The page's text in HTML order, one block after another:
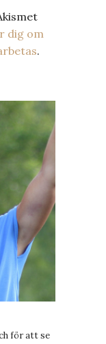
dig om
.
för att se